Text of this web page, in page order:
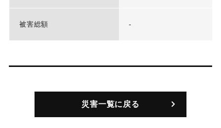
被害総額 -
災害一覧に戻る